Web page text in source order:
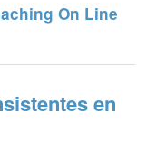
On Line
en